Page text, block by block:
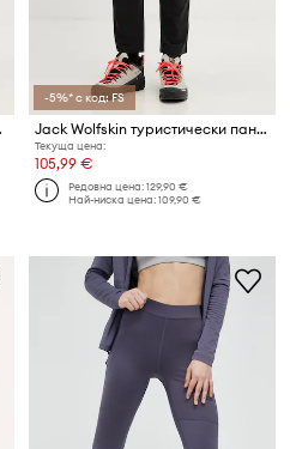
-5%* с код: FS
Jack Wolfskin туристически панталон дамски Prelight Pulse
Текуща цена:
105,99 €
Редовна цена:129,90 €
Най-ниска цена:109,90 €